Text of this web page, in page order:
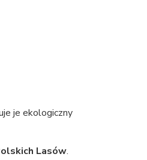
je ekologiczny
Lasów.